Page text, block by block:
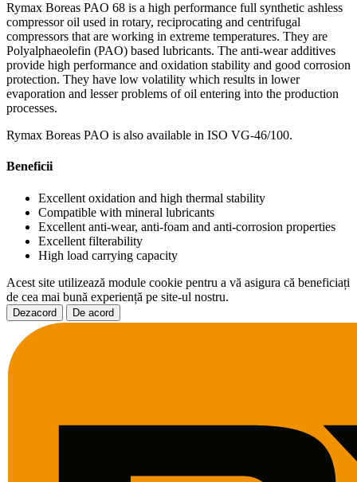
Rymax Boreas PAO 68 is a high performance full synthetic ashless
compressor oil used in rotary, reciprocating and centrifugal
compressors that are working in extreme temperatures. They are
Polyalphaeolefin (PAO) based lubricants. The anti-wear additives
provide high performance and oxidation stability and good corrosion
protection. They have low volatility which results in lower
evaporation and lesser problems of oil entering into the production
processes.
Rymax Boreas PAO is also available in ISO VG-46/100.
Beneficii
Excellent oxidation and high thermal stability
Compatible with mineral lubricants
Excellent anti-wear, anti-foam and anti-corrosion properties
Excellent filterability
High load carrying capacity
Acest site utilizează module cookie pentru a vă asigura că beneficiați
de cea mai bună experiență pe site-ul nostru.
Dezacord De acord